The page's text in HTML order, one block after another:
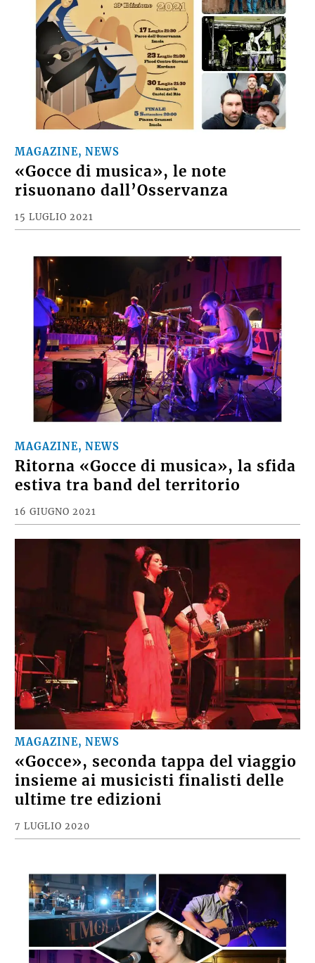
MAGAZINE, NEWS
«Gocce di musica», le note
risuonano dall’Osservanza
15 LUGLIO 2021
MAGAZINE, NEWS
Ritorna «Gocce di musica», la sfida
estiva tra band del territorio
16 GIUGNO 2021
MAGAZINE, NEWS
«Gocce», seconda tappa del viaggio
insieme ai musicisti finalisti delle
ultime tre edizioni
7 LUGLIO 2020